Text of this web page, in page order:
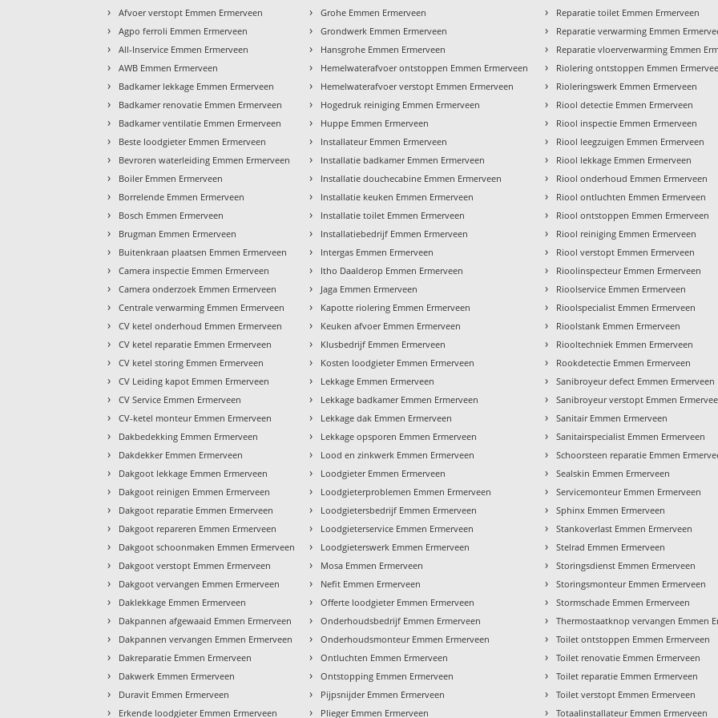
› Afvoer verstopt Emmen Ermerveen
› Agpo ferroli Emmen Ermerveen
› All-Inservice Emmen Ermerveen
› AWB Emmen Ermerveen
› Badkamer lekkage Emmen Ermerveen
› Badkamer renovatie Emmen Ermerveen
› Badkamer ventilatie Emmen Ermerveen
› Beste loodgieter Emmen Ermerveen
› Bevroren waterleiding Emmen Ermerveen
› Boiler Emmen Ermerveen
› Borrelende Emmen Ermerveen
› Bosch Emmen Ermerveen
› Brugman Emmen Ermerveen
› Buitenkraan plaatsen Emmen Ermerveen
› Camera inspectie Emmen Ermerveen
› Camera onderzoek Emmen Ermerveen
› Centrale verwarming Emmen Ermerveen
› CV ketel onderhoud Emmen Ermerveen
› CV ketel reparatie Emmen Ermerveen
› CV ketel storing Emmen Ermerveen
› CV Leiding kapot Emmen Ermerveen
› CV Service Emmen Ermerveen
› CV-ketel monteur Emmen Ermerveen
› Dakbedekking Emmen Ermerveen
› Dakdekker Emmen Ermerveen
› Dakgoot lekkage Emmen Ermerveen
› Dakgoot reinigen Emmen Ermerveen
› Dakgoot reparatie Emmen Ermerveen
› Dakgoot repareren Emmen Ermerveen
› Dakgoot schoonmaken Emmen Ermerveen
› Dakgoot verstopt Emmen Ermerveen
› Dakgoot vervangen Emmen Ermerveen
› Daklekkage Emmen Ermerveen
› Dakpannen afgewaaid Emmen Ermerveen
› Dakpannen vervangen Emmen Ermerveen
› Dakreparatie Emmen Ermerveen
› Dakwerk Emmen Ermerveen
› Duravit Emmen Ermerveen
› Erkende loodgieter Emmen Ermerveen
› Grohe Emmen Ermerveen
› Grondwerk Emmen Ermerveen
› Hansgrohe Emmen Ermerveen
› Hemelwaterafvoer ontstoppen Emmen Ermerveen
› Hemelwaterafvoer verstopt Emmen Ermerveen
› Hogedruk reiniging Emmen Ermerveen
› Huppe Emmen Ermerveen
› Installateur Emmen Ermerveen
› Installatie badkamer Emmen Ermerveen
› Installatie douchecabine Emmen Ermerveen
› Installatie keuken Emmen Ermerveen
› Installatie toilet Emmen Ermerveen
› Installatiebedrijf Emmen Ermerveen
› Intergas Emmen Ermerveen
› Itho Daalderop Emmen Ermerveen
› Jaga Emmen Ermerveen
› Kapotte riolering Emmen Ermerveen
› Keuken afvoer Emmen Ermerveen
› Klusbedrijf Emmen Ermerveen
› Kosten loodgieter Emmen Ermerveen
› Lekkage Emmen Ermerveen
› Lekkage badkamer Emmen Ermerveen
› Lekkage dak Emmen Ermerveen
› Lekkage opsporen Emmen Ermerveen
› Lood en zinkwerk Emmen Ermerveen
› Loodgieter Emmen Ermerveen
› Loodgieterproblemen Emmen Ermerveen
› Loodgietersbedrijf Emmen Ermerveen
› Loodgieterservice Emmen Ermerveen
› Loodgieterswerk Emmen Ermerveen
› Mosa Emmen Ermerveen
› Nefit Emmen Ermerveen
› Offerte loodgieter Emmen Ermerveen
› Onderhoudsbedrijf Emmen Ermerveen
› Onderhoudsmonteur Emmen Ermerveen
› Ontluchten Emmen Ermerveen
› Ontstopping Emmen Ermerveen
› Pijpsnijder Emmen Ermerveen
› Plieger Emmen Ermerveen
› Reparatie toilet Emmen Ermerveen
› Reparatie verwarming Emmen
› Reparatie vloerverwarming Emmen
› Riolering ontstoppen Emmen
› Rioleringswerk Emmen Ermerveen
› Riool detectie Emmen Ermerveen
› Riool inspectie Emmen Ermerveen
› Riool leegzuigen Emmen Ermerveen
› Riool lekkage Emmen Ermerveen
› Riool onderhoud Emmen Ermerveen
› Riool ontluchten Emmen Ermerveen
› Riool ontstoppen Emmen Ermerveen
› Riool reiniging Emmen Ermerveen
› Riool verstopt Emmen Ermerveen
› Rioolinspecteur Emmen Ermerveen
› Rioolservice Emmen Ermerveen
› Rioolspecialist Emmen Ermerveen
› Rioolstank Emmen Ermerveen
› Riooltechniek Emmen Ermerveen
› Rookdetectie Emmen Ermerveen
› Sanibroyeur defect Emmen Ermerveen
› Sanibroyeur verstopt Emmen
› Sanitair Emmen Ermerveen
› Sanitairspecialist Emmen Ermerveen
› Schoorsteen reparatie Emmen
› Sealskin Emmen Ermerveen
› Servicemonteur Emmen Ermerveen
› Sphinx Emmen Ermerveen
› Stankoverlast Emmen Ermerveen
› Stelrad Emmen Ermerveen
› Storingsdienst Emmen Ermerveen
› Storingsmonteur Emmen Ermerveen
› Stormschade Emmen Ermerveen
› Thermostaatknop vervangen Emmen
› Toilet ontstoppen Emmen Ermerveen
› Toilet renovatie Emmen Ermerveen
› Toilet reparatie Emmen Ermerveen
› Toilet verstopt Emmen Ermerveen
› Totaalinstallateur Emmen Ermerveen